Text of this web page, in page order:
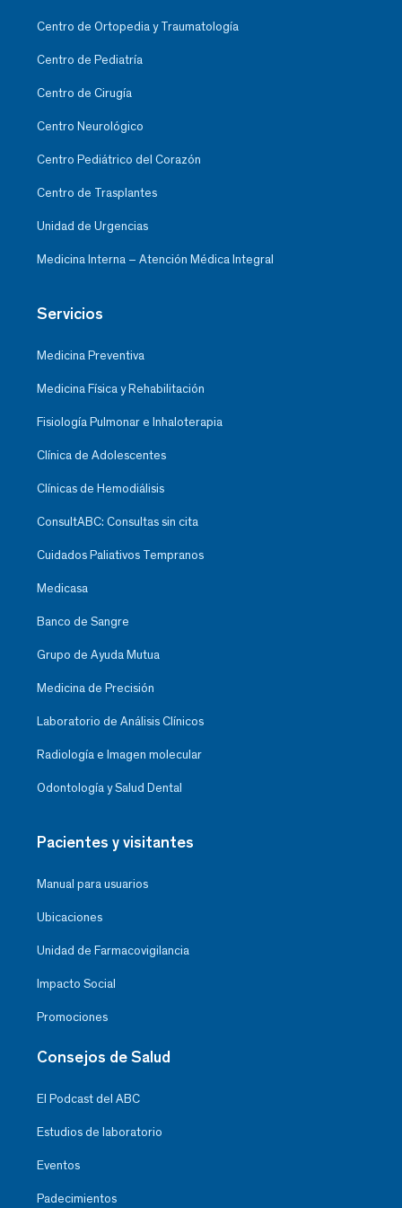
Centro de Ortopedia y Traumatología
Centro de Pediatría
Centro de Cirugía
Centro Neurológico
Centro Pediátrico del Corazón
Centro de Trasplantes
Unidad de Urgencias
Medicina Interna – Atención Médica Integral
Servicios
Medicina Preventiva
Medicina Física y Rehabilitación
Fisiología Pulmonar e Inhaloterapia
Clínica de Adolescentes
Clínicas de Hemodiálisis
ConsultABC: Consultas sin cita
Cuidados Paliativos Tempranos
Medicasa
Banco de Sangre
Grupo de Ayuda Mutua
Medicina de Precisión
Laboratorio de Análisis Clínicos
Radiología e Imagen molecular
Odontología y Salud Dental
Pacientes y visitantes
Manual para usuarios
Ubicaciones
Unidad de Farmacovigilancia
Impacto Social
Promociones
Consejos de Salud
El Podcast del ABC
Estudios de laboratorio
Eventos
Padecimientos